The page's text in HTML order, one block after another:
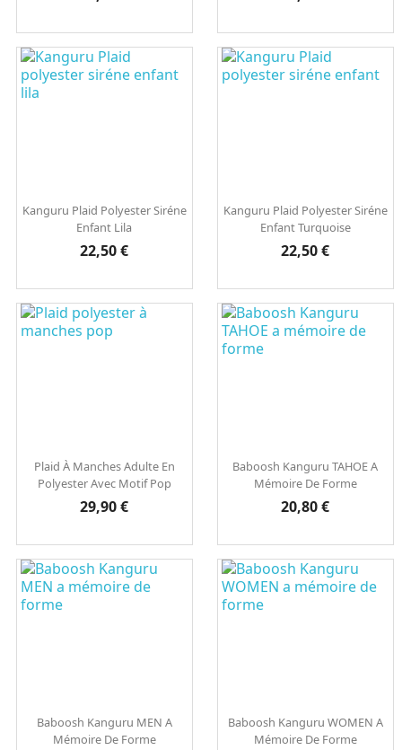
Kanguru Plaid Polyester Siréne
Enfant Lila
Prix
22,50 €
Kanguru Plaid Polyester Siréne
Enfant Turquoise
Prix
22,50 €
Plaid À Manches Adulte En
Polyester Avec Motif Pop
Prix
29,90 €
Baboosh Kanguru TAHOE A
Mémoire De Forme
Prix
20,80 €
Baboosh Kanguru MEN A
Mémoire De Forme
Baboosh Kanguru WOMEN A
Mémoire De Forme